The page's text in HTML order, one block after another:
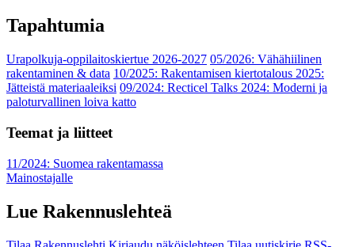
Tapahtumia
Urapolkuja-oppilaitoskiertue 2026-2027 05/2026: Vähähiilinen
rakentaminen & data 10/2025: Rakentamisen kiertotalous 2025:
Jätteistä materiaaleiksi 09/2024: Recticel Talks 2024: Moderni ja
paloturvallinen loiva katto
Teemat ja liitteet
11/2024: Suomea rakentamassa
Mainostajalle
Lue Rakennuslehteä